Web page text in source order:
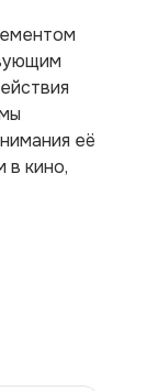
её
в кино,